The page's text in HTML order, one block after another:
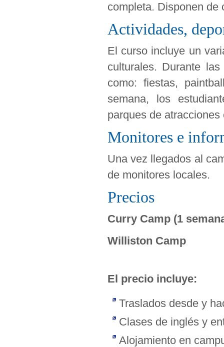
completa. Disponen de
Actividades,
El curso incluye un
culturales. Durante
como: fiestas,
semana, los
parques de
Monitores e
Una vez llegados al
de monitores locales.
Precios
Curry Camp (1
Williston Camp
El precio incluye:
Traslados desde y
Clases de inglés y
Alojamiento en